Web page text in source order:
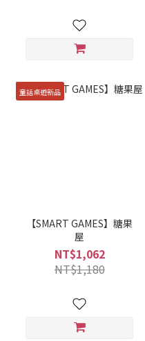
童話桌遊新品
【SMART GAMES】糖果
屋
NT$1,062
NT$1,180